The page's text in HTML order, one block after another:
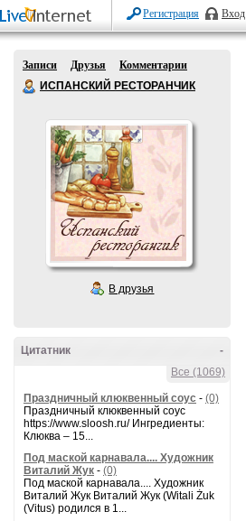
Регистрация Вход
Записи Друзья
Комментарии
ИСПАНСКИЙ РЕСТОРАНЧИК
В друзья
-
Цитатник
Все (1069)
Праздничный клюквенный соус - (0)
Праздничный клюквенный соус
https://www.sloosh.ru/ Ингредиенты:
Клюква – 15...
Под маской карнавала.... Художник
Виталий Жук - (0)
Под маской карнавала.... Художник
Виталий Жук Виталий Жук (Witali Żuk
(Vitus) родился в 1...